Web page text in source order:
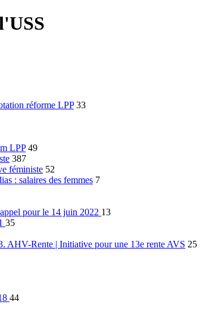
réforme LPP 33
LPP 49
387
féministe 52
: salaires des femmes 7
pour le 14 juin 2022 13
35
Rente | Initiative pour une 13e rente AVS 25
44